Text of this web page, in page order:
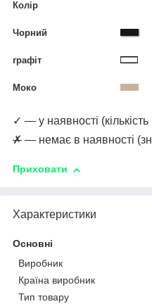
Колір
Чорний
графіт
Моко
✓ — у наявності
✗ — немає в наявності
Приховати
Характеристики
Основні
Виробник
Країна виробник
Тип товару